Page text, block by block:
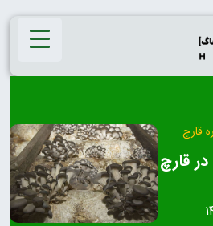
قارچ
قارچ